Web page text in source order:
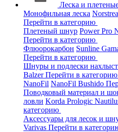
Леска и
Монофильная леска
Перейти в категорию
Плетеный шнур Power Pro
Перейти в категорию
Флюорокарбон Sunline
Перейти в категорию
Шнуры и подлески
BalzerПерейти в категорию
NanoFil NanoFil Bushido
Поводковый материал и
ловли Korda Prologic
категорию
Аксессуары для лесок и
Varivas Перейти в